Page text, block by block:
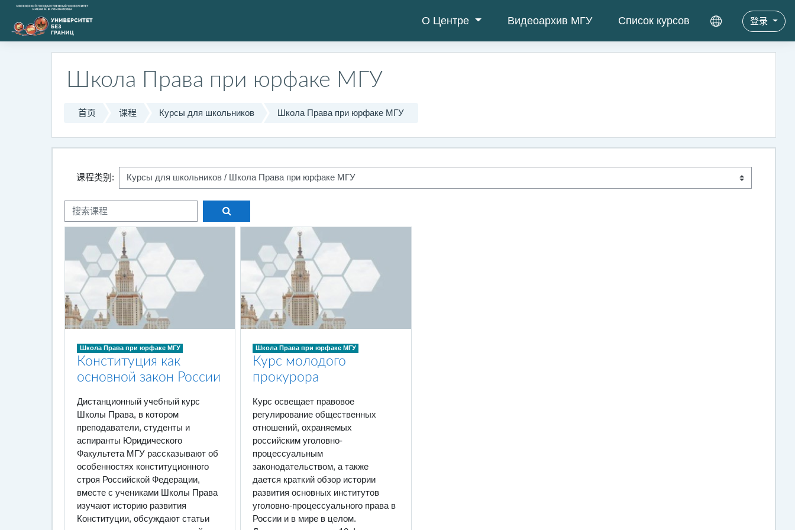
О Центре Видеоархив МГУ Список курсов 登录
跳到主要内容
Школа Права при юрфаке МГУ
首页 课程 Курсы для школьников Школа Права при юрфаке МГУ
课程类别:
搜索课程
Школа Права при юрфаке МГУ
Конституция как
основной закон России
Дистанционный учебный курс
Школы Права, в котором
преподаватели, студенты и
аспиранты Юридического
Факультета МГУ рассказывают об
особенностях конституционного
строя Российской Федерации,
вместе с учениками Школы Права
изучают историю развития
Конституции, обсуждают статьи
Школа Права при юрфаке МГУ
Курс молодого
прокурора
Курс освещает правовое
регулирование общественных
отношений, охраняемых
российским уголовно-
процессуальным
законодательством, а также
дается краткий обзор истории
развития основных институтов
уголовно-процессуального права в
России и в мире в целом.